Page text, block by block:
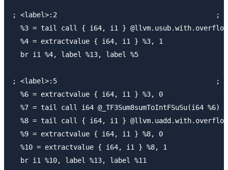
; <label>:2                                       ;
%3 = tail call { i64, i1 }
  %4 = extractvalue { i64, i1 } %3, 1
  br i1 %4, label %13, label %5
; <label>:5                                       ;
  %6 = extractvalue { i64, i1 } %3, 0
  %7 = tail call i64 @_TF3Sum8sumToIntFSuSu(i64 %6)
%8 = tail call { i64, i1 }
  %9 = extractvalue { i64, i1 } %8, 0
  %10 = extractvalue { i64, i1 } %8, 1
  br i1 %10, label %13, label %11